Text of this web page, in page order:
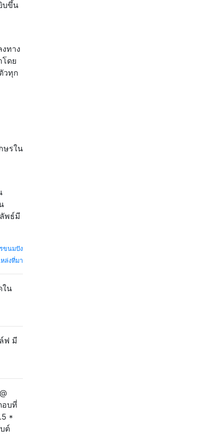
บขึ้น
ทาง
ดย
วทุก
ษรใน
พธ์มี
ขนมปัง
ล่งที่มา
ใน
ฟ มี
อบที่
*
ต์